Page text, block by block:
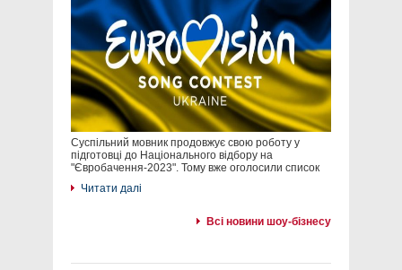
Суспільний мовник продовжує свою роботу у
підготовці до Національного відбору на
"Євробачення-2023". Тому вже оголосили список
Читати далі
Всі новини шоу-бізнесу